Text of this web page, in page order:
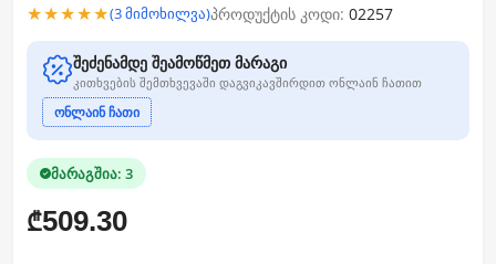
★★★★★(3 მიმოხილვა)პროდუქტის კოდი: 02257
შეძენამდე შეამოწმეთ მარაგი
კითხვების შემთხვევაში დაგვიკავშირდით ონლაინ ჩათით
ონლაინ ჩათი
მარაგშია: 3
₾509.30